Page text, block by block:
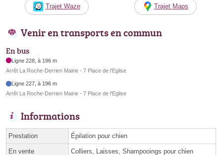
Trajet Waze Trajet Maps
Venir en transports en commun
En bus
Ligne 228, à 196 m
Arrêt La Roche-Derrien Mairie - 7 Place de l'Eglise
Ligne 227, à 196 m
Arrêt La Roche-Derrien Mairie - 7 Place de l'Eglise
Informations
Prestation Épilation pour chien
En vente Colliers, Laisses, Shampooings pour chien